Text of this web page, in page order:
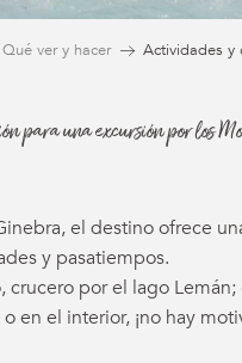
Qué ver y hacer Actividades y
para una excursión por los
el destino ofrece
y pasatiempos.
crucero por el lago
en el interior, ¡no hay